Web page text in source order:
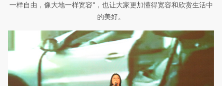
一样自由 ， 像大地一样宽容”，也让大家更加懂得宽容和欣赏生活中
的美好。